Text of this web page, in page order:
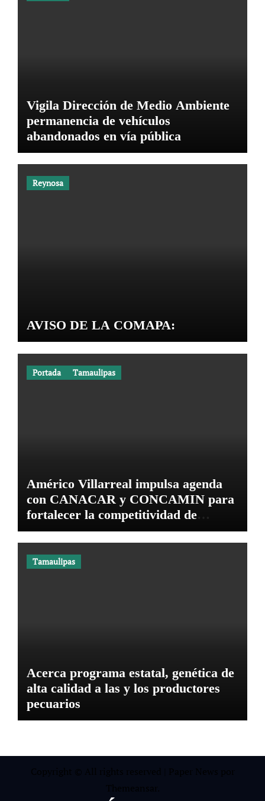
Vigila Dirección de Medio Ambiente
permanencia de vehículos
abandonados en vía pública
Reynosa
AVISO DE LA COMAPA:
Portada Tamaulipas
Américo Villarreal impulsa agenda
con CANACAR y CONCAMIN para
fortalecer la competitividad de
Tamaulipas
Tamaulipas
Acerca programa estatal, genética de
alta calidad a las y los productores
pecuarios